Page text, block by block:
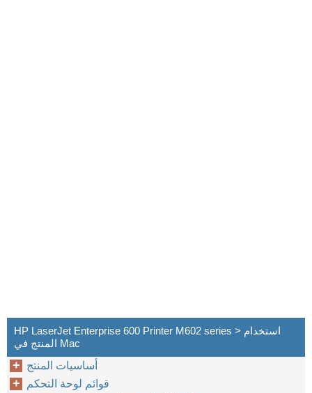
HP LaserJet Enterprise 600 Printer M602 series > استخدام
المنتج في Mac
أساسيات المنتج
قوائم لوحة التحكم